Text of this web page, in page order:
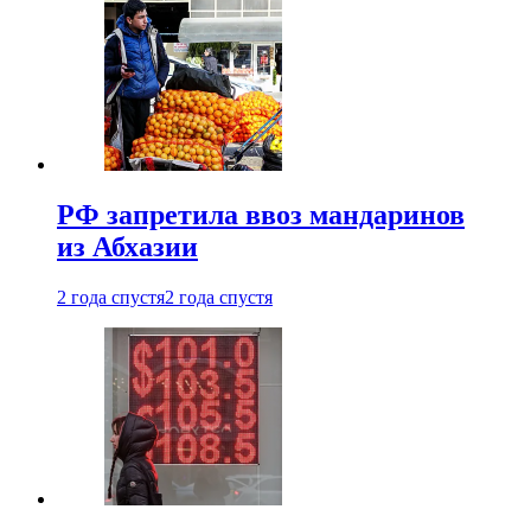
РФ запретила ввоз мандаринов
из Абхазии
2 года спустя2 года спустя